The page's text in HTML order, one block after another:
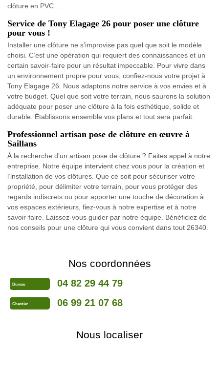
clôture en PVC…
Service de Tony Elagage 26 pour poser une clôture
pour vous !
Installer une clôture ne s’improvise pas quel que soit le modèle
choisi. C’est une opération qui requiert des connaissances et un
certain savoir-faire pour un résultat impeccable. Pour vivre dans
un environnement propre pour vous, confiez-nous votre projet à
Tony Elagage 26. Nous adaptons notre service à vos envies et à
votre budget. Quel que soit votre terrain, nous saurons la solution
adéquate pour poser une clôture à la fois esthétique, solide et
durable. Établissons ensemble vos plans et tout sera parfait.
Professionnel artisan pose de clôture en œuvre à
Saillans
À la recherche d’un artisan pose de clôture ? Faites appel à notre
entreprise. Notre équipe intervient chez vous pour la création et
l’installation de vos clôtures. Que ce soit pour sécuriser votre
propriété, pour délimiter votre terrain, pour vous protéger des
regards indiscrets ou pour apporter une touche de décoration à
vos espaces extérieurs, fiez-vous à notre expertise et à notre
savoir-faire. Laissez-vous guider par notre équipe. Bénéficiez de
nos conseils pour une clôture qui vous convient dans tout 26340.
Nos coordonnées
Bureau 04 82 29 44 79
Chantier 06 99 21 07 68
Nous localiser